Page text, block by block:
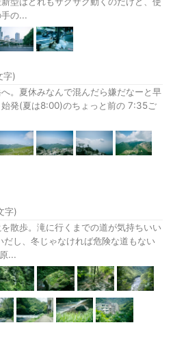
の...
字)
。夏休みなんで混んだら嫌だなーと早
発(夏は8:00)のちょっと前の 7:35ご
字)
散歩。滝に行くまでの道が気持ちいい
し、冬じゃなければ危険な道もない
...